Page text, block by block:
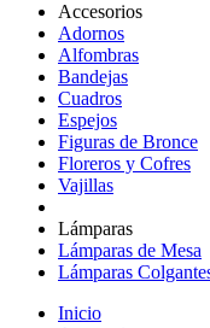
Accesorios
Adornos
Alfombras
Bandejas
Cuadros
Espejos
Figuras de Bronce
Floreros y Cofres
Vajillas
Lámparas
Lámparas de Mesa
Lámparas
Inicio